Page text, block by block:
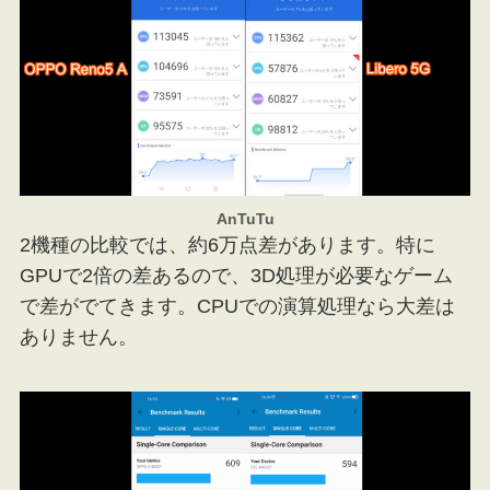
AnTuTu
2機種の比較では、約6万点差があります。特に
GPUで2倍の差あるので、3D処理が必要なゲーム
で差がでてきます。CPUでの演算処理なら大差は
ありません。